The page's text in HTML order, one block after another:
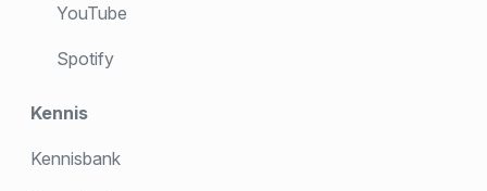
YouTube
Spotify
Kennis
Kennisbank